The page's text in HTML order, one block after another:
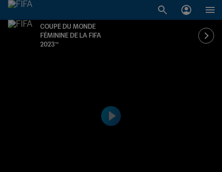
COUPE DU MONDE
FÉMININE DE LA FIFA
2023™